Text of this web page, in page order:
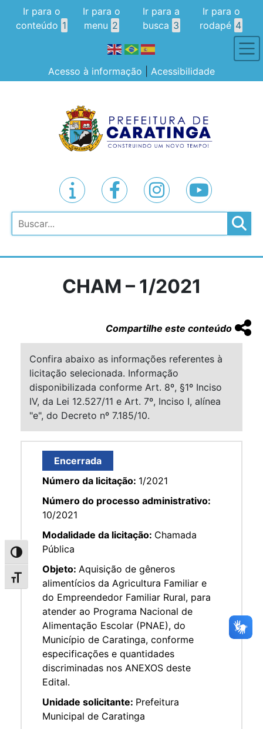
Alternar alto contraste
Alternar tamanho da fonte
Ir para o
conteúdo 1
Ir para o
menu 2
Ir para a
busca 3
Ir para o
rodapé 4
Acesso à informação Acessibilidade
Pesquisar
CHAM – 1/2021
Compartilhe este conteúdo
Confira abaixo as informações referentes à
licitação selecionada. Informação
disponibilizada conforme Art. 8º, §1º Inciso
IV, da Lei 12.527/11 e Art. 7º, Inciso I, alínea
"e", do Decreto nº 7.185/10.
Encerrada
Número da licitação: 1/2021
Número do processo administrativo:
10/2021
Modalidade da licitação: Chamada
Pública
Objeto: Aquisição de gêneros
alimentícios da Agricultura Familiar e
do Empreendedor Familiar Rural, para
atender ao Programa Nacional de
Alimentação Escolar (PNAE), do
Município de Caratinga, conforme
especificações e quantidades
discriminadas nos ANEXOS deste
Edital.
Unidade solicitante: Prefeitura
Municipal de Caratinga